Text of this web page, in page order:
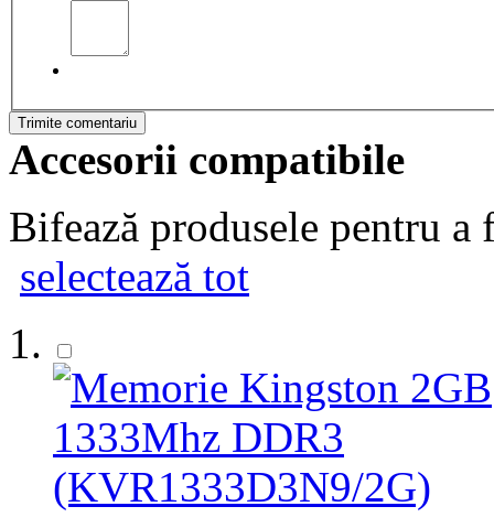
Trimite comentariu
Accesorii compatibile
Bifează produsele pentru a
selectează tot